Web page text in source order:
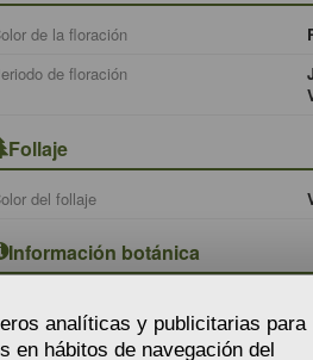
de la floración
de floración
Follaje
del follaje
Información botánica
de vida
analíticas y publicitarias para
en hábitos de navegación del